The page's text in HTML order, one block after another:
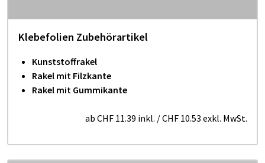
Klebefolien Zubehörartikel
Kunststoffrakel
Rakel mit Filzkante
Rakel mit Gummikante
ab CHF 11.39 inkl. /CHF 10.53 exkl. MwSt.